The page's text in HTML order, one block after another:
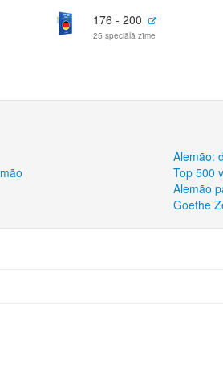
176 - 200
25 speciālā zīme
Alemão:
Top 500
Alemão
Goethe